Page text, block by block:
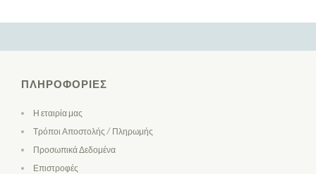
ΠΛΗΡΟΦΟΡΊΕΣ
Η εταιρία μας
Τρόποι Αποστολής / Πληρωμής
Προσωπικά Δεδομένα
Επιστροφές